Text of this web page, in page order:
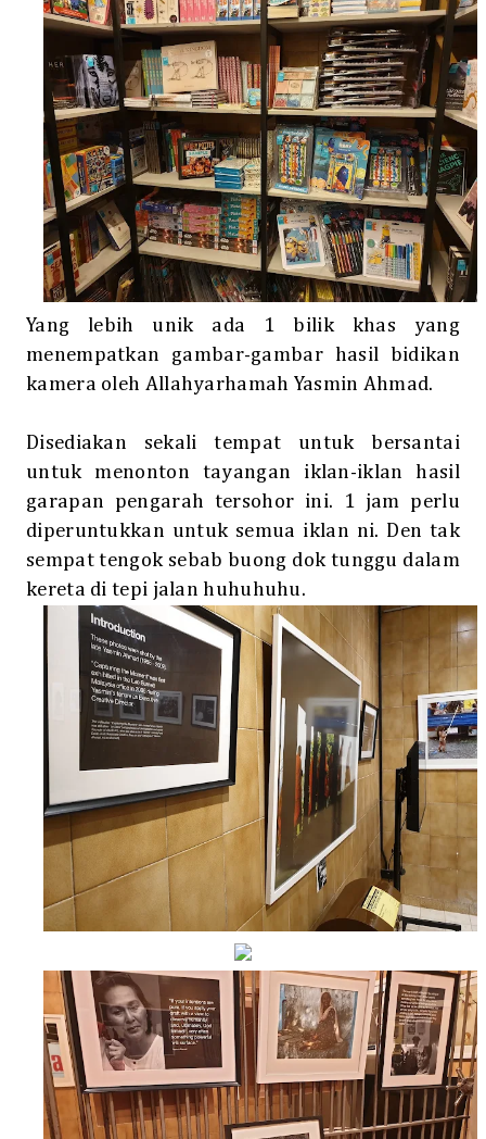
Yang lebih unik ada 1 bilik khas yang
menempatkan gambar-gambar hasil bidikan
kamera oleh Allahyarhamah Yasmin Ahmad.
Disediakan sekali tempat untuk bersantai
untuk menonton tayangan iklan-iklan hasil
garapan pengarah tersohor ini. 1 jam perlu
diperuntukkan untuk semua iklan ni. Den tak
sempat tengok sebab buong dok tunggu dalam
kereta di tepi jalan huhuhuhu.